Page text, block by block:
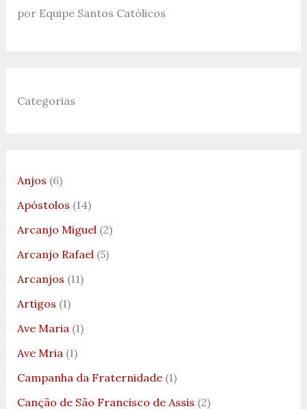
por Equipe Santos Católicos
Categorias
Anjos (6)
Apóstolos (14)
Arcanjo Miguel(2)
Arcanjo Rafael(5)
Arcanjos (11)
Artigos (1)
Ave Maria(1)
Ave Mria(1)
Campanha da Fraternidade(1)
Canção de São Francisco de Assis (2)